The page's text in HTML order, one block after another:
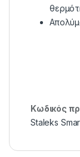
Κωδικός
Staleks